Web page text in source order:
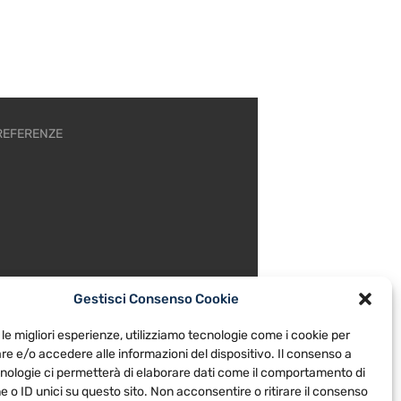
Gestisci Consenso Cookie
migliori esperienze, utilizziamo tecnologie come i cookie per
e/o accedere alle informazioni del dispositivo. Il consenso a
ci permetterà di elaborare dati come il comportamento di
o ID unici su questo sito. Non acconsentire o ritirare il consenso